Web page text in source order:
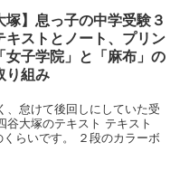
塚】息っ子の中学受験３
キストとノート、プリン
女子学院」と「麻布」の
り組み
、怠けて後回しにしていた受
谷大塚のテキスト テキスト
らいです。 ２段のカラーボ